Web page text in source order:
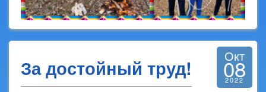
За достойный труд! Окт
08
2022